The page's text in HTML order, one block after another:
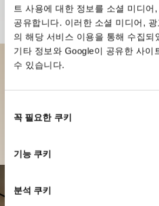
트 사용에 대한 정보를 소셜 미디어
공유합니다. 이러한 소셜 미디어,
의 해당 서비스 이용을 통해 수집되
기타 정보와 Google이 공유한 사이
수 있습니다.
꼭 필요한 쿠키
기능 쿠키
분석 쿠키